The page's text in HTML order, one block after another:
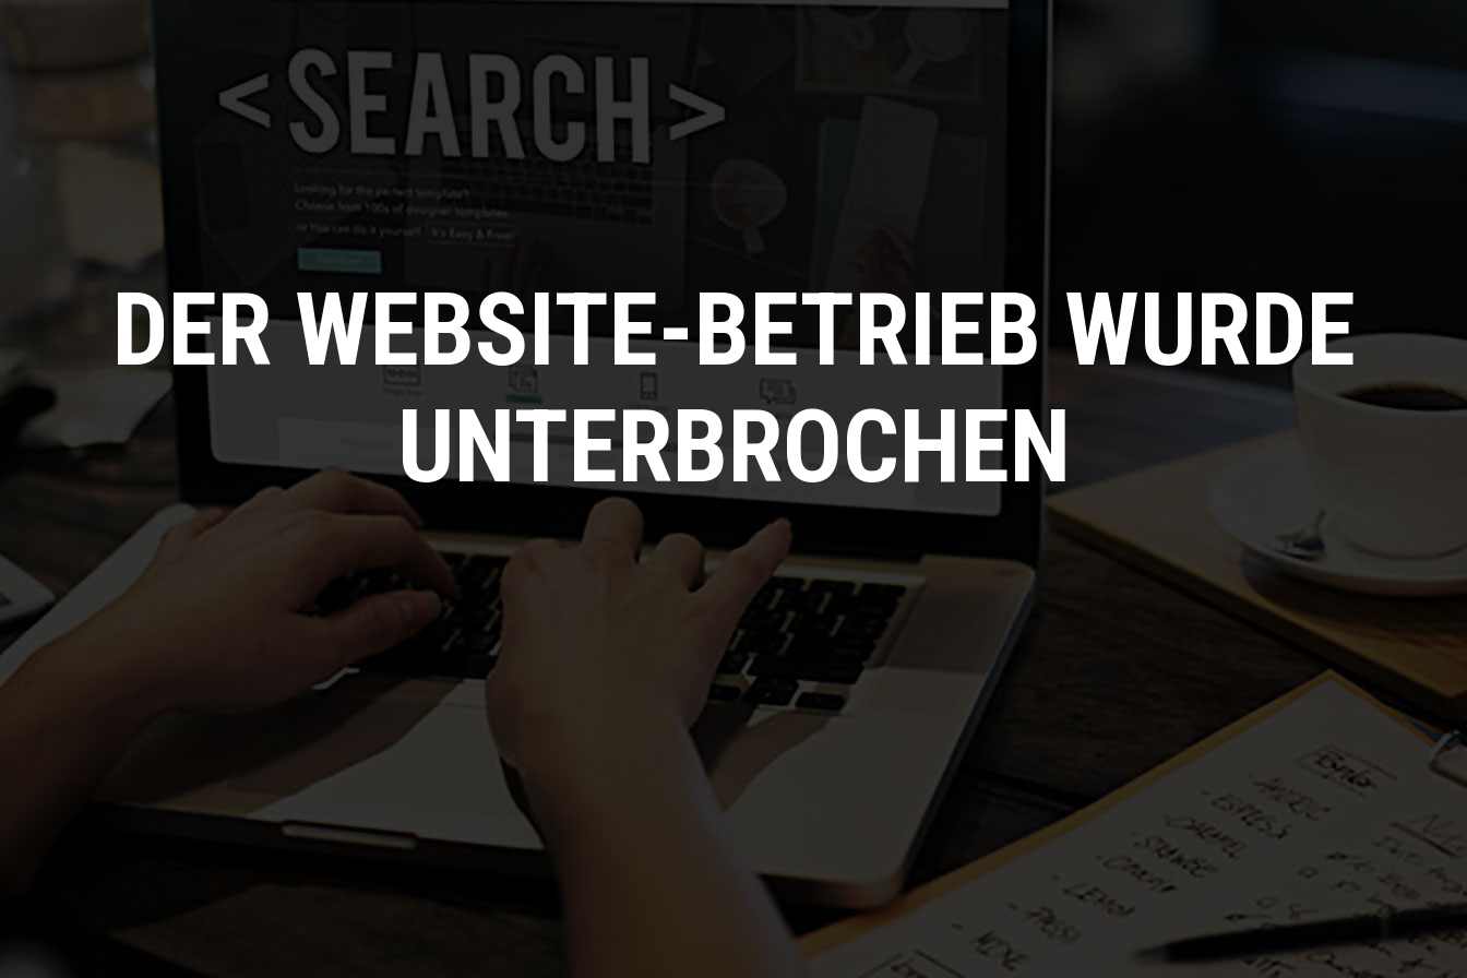
DER WEBSITE-BETRIEB WURDE
UNTERBROCHEN